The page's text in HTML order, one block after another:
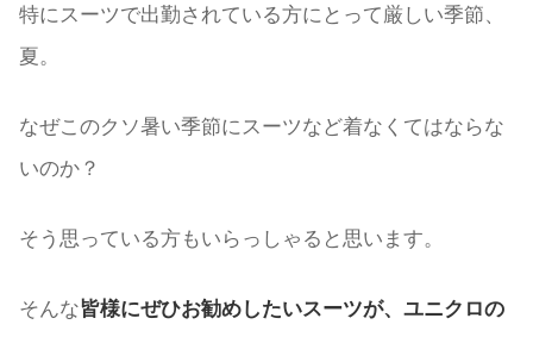
特にスーツで出勤されている方にとって厳しい季節、
夏。
なぜこのクソ暑い季節にスーツなど着なくてはならな
いのか？
そう思っている方もいらっしゃると思います。
そんな皆様にぜひお勧めしたいスーツが、ユニクロの